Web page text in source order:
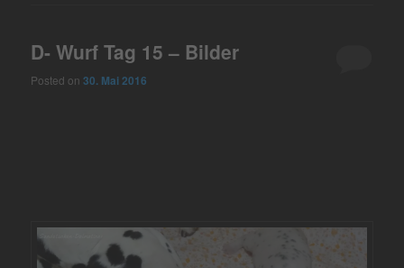
D- Wurf Tag 15 – Bilder
Posted on30. Mai 2016